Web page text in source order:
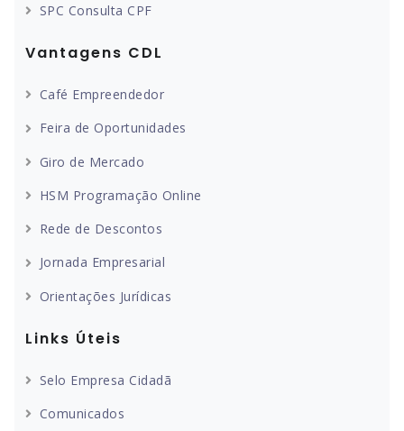
SPC Consulta CPF
Vantagens CDL
Café Empreendedor
Feira de Oportunidades
Giro de Mercado
HSM Programação Online
Rede de Descontos
Jornada Empresarial
Orientações Jurídicas
Links Úteis
Selo Empresa Cidadã
Comunicados